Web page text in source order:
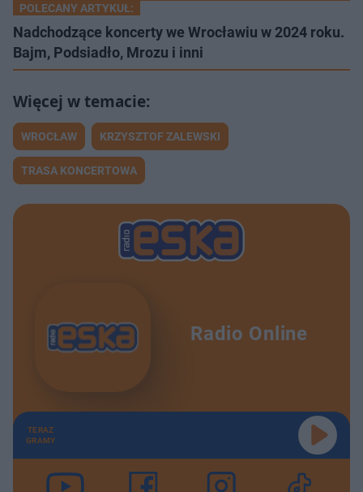
POLECANY ARTYKUŁ:
Nadchodzące koncerty we Wrocławiu w 2024 roku.
Bajm, Podsiadło, Mrozu i inni
WROCŁAW KRZYSZTOF ZALEWSKI
TRASA KONCERTOWA
Radio Online
TERAZ
GRAMY